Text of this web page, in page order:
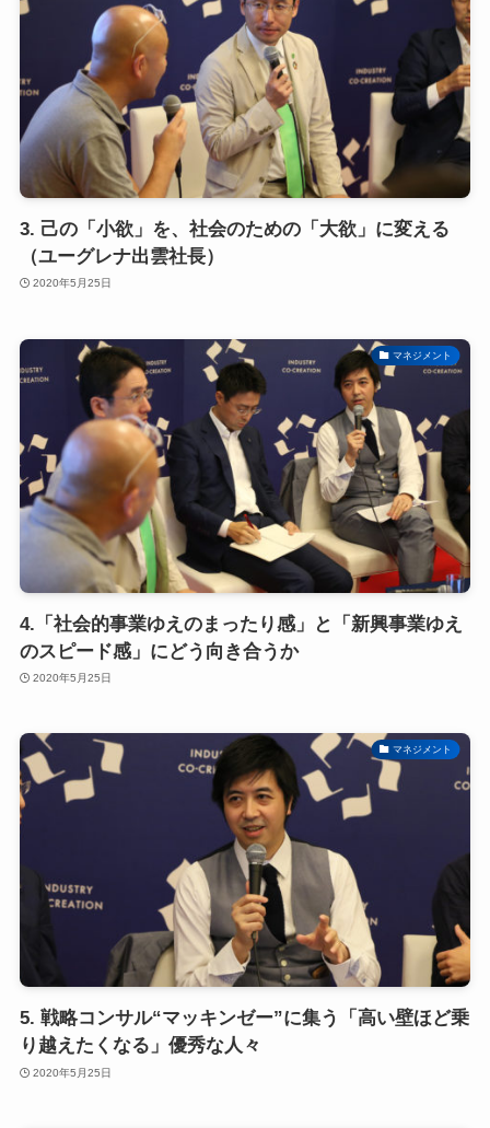
3. 己の「小欲」を、社会のための「大欲」に変える
（ユーグレナ出雲社長）
2020年5月25日
マネジメント
4.「社会的事業ゆえのまったり感」と「新興事業ゆえ
のスピード感」にどう向き合うか
2020年5月25日
マネジメント
5. 戦略コンサル“マッキンゼー”に集う「高い壁ほど乗
り越えたくなる」優秀な人々
2020年5月25日